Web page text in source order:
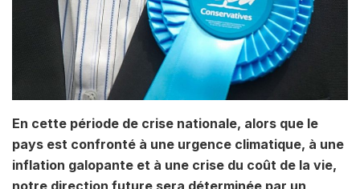
En cette période de crise nationale, alors que le
pays est confronté à une urgence climatique, à une
inflation galopante et à une crise du coût de la vie,
notre direction future sera déterminée par un